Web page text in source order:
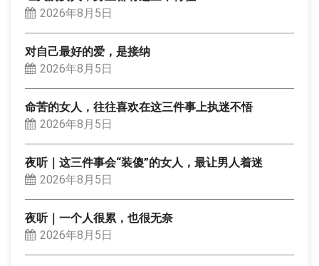
2026年8月5日
对自己最好的爱，是接纳
2026年8月5日
命苦的女人，往往喜欢在这三件事上执迷不悟
2026年8月5日
夜听｜这三件事会“装傻”的女人，最让男人着迷
2026年8月5日
夜听｜一个人很累，也很无奈
2026年8月5日